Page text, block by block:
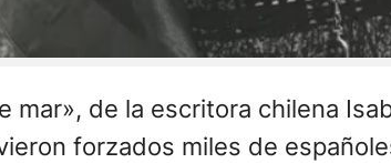
mar», de la escritora chilena
forzados miles de